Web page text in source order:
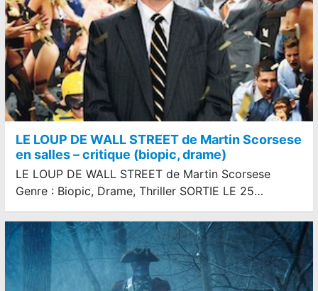
LE LOUP DE WALL STREET de Martin Scorsese
en salles – critique (biopic, drame)
LE LOUP DE WALL STREET de Martin Scorsese
Genre : Biopic, Drame, Thriller SORTIE LE 25…